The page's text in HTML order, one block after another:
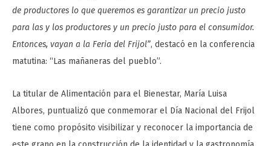
de productores lo que queremos es garantizar un precio justo
para las y los productores y un precio justo para el consumidor.
Entonces, vayan a la Feria del Frijol”, destacó en la conferencia
matutina: “Las mañaneras del pueblo”.
La titular de Alimentación para el Bienestar, María Luisa
Albores, puntualizó que conmemorar el Día Nacional del Frijol
tiene como propósito visibilizar y reconocer la importancia de